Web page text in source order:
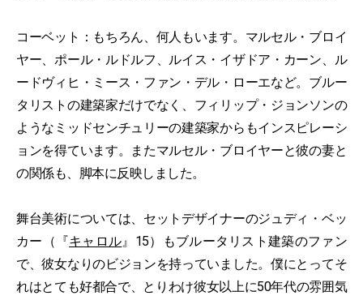
コーベット：もちろん、何人もいます。マルセル・ブロイ
ヤー、ポール・ルドルフ、ルイス・イザドア・カーン、ル
ードヴィヒ・ミース・ファン・デル・ローエなど。ブルー
タリストの建築家だけでなく、フィリップ・ジョンソンの
ようなミッドセンチュリーの建築家からもインスピレーシ
ョンを得ています。またマルセル・ブロイヤーと彼の妻と
の関係も、脚本に反映しました。
舞台美術については、セットデザイナーのジュディ・ベッ
カー（『キャロル 』15）もブルータリスト建築のファン
で、彼女なりのビジョンを持っていました。僕にとってそ
れはとても好都合で、とりわけ彼女以上に50年代の雰囲気